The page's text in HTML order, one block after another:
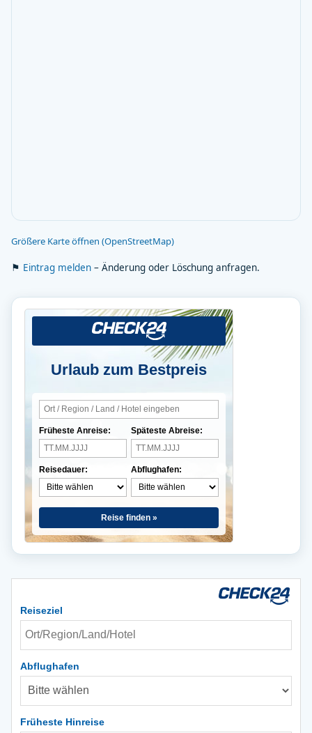
Größere Karte öffnen (OpenStreetMap)
⚑ Eintrag melden – Änderung oder Löschung anfragen.
Urlaub zum Bestpreis
Früheste Anreise:
Reisedauer:
Späteste Abreise:
Abflughafen:
Reise finden »
Reiseziel
Abflughafen
Früheste Hinreise